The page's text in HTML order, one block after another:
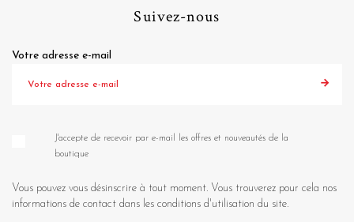
Suivez-nous
Votre adresse e-mail
J'accepte de recevoir par e-mail les offres et nouveautés de la
boutique
Vous pouvez vous désinscrire à tout moment. Vous trouverez pour cela nos
informations de contact dans les conditions d'utilisation du site.